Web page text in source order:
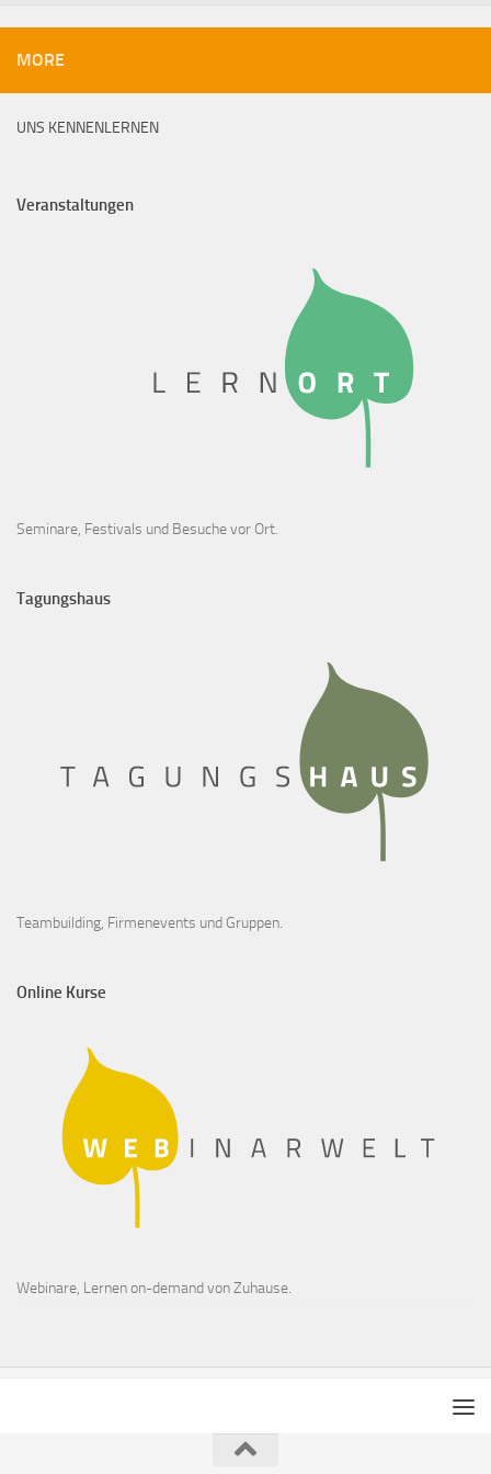
MORE
UNS KENNENLERNEN
Veranstaltungen
Seminare, Festivals und Besuche vor Ort.
Tagungshaus
Teambuilding, Firmenevents und Gruppen.
Online Kurse
Webinare, Lernen on-demand von Zuhause.